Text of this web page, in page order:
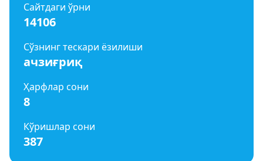
Сайтдаги ўрни
14106
Сўзнинг тескари ёзилиши
ачзиғриқ
Ҳарфлар сони
8
Кўришлар сони
387